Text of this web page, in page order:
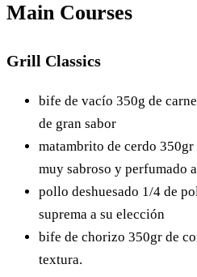
Main Courses
Grill Classics
bife de vacío 350g de
de gran sabor
matambrito de cerdo 350gr
muy sabroso y perfumado
pollo deshuesado 1/4 de
suprema a su elección
bife de chorizo 350gr de
textura.